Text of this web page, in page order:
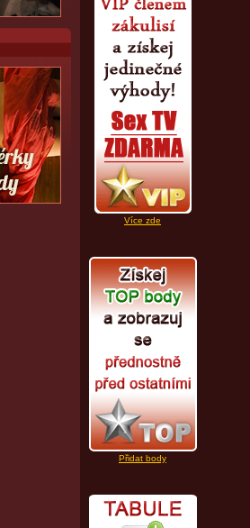
Více zde
Přidat body